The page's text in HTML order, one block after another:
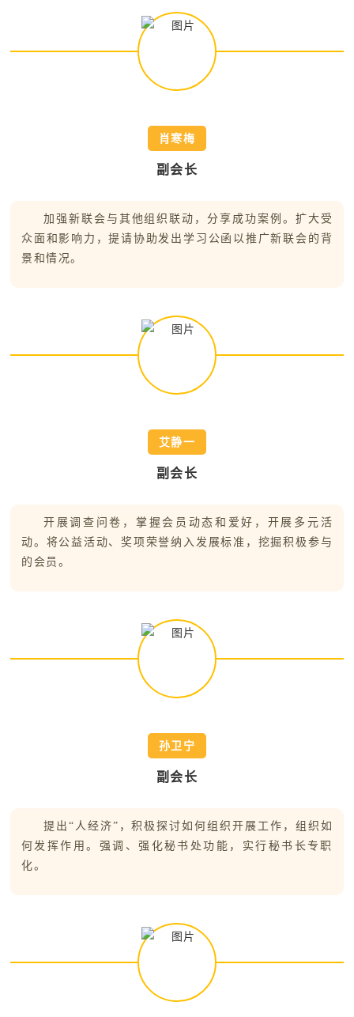
肖寒梅
副会长
加强新联会与其他组织联动，分享成功案例。扩大受
众面和影响力，提请协助发出学习公函以推广新联会的背
景和情况。
艾静一
副会长
开展调查问卷，掌握会员动态和爱好，开展多元活
动。将公益活动、奖项荣誉纳入发展标准，挖掘积极参与
的会员。
孙卫宁
副会长
提出“人经济”，积极探讨如何组织开展工作，组织如
何发挥作用。强调、强化秘书处功能，实行秘书长专职
化。